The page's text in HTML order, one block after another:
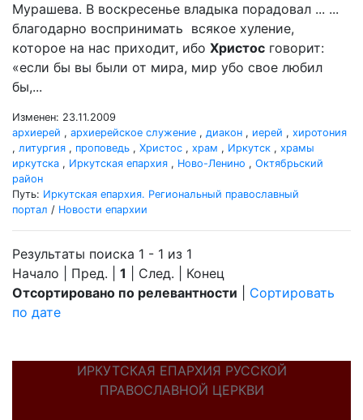
Мурашева. В воскресенье владыка порадовал ... ...
благодарно воспринимать всякое хуление,
которое на нас приходит, ибо Христос говорит:
«если бы вы были от мира, мир убо свое любил
бы,...
Изменен: 23.11.2009
архиерей , архиерейское служение , диакон , иерей , хиротония
, литургия , проповедь , Христос , храм , Иркутск , храмы
иркутска , Иркутская епархия , Ново-Ленино , Октябрьский
район
Путь: Иркутская епархия. Региональный православный
портал / Новости епархии
Результаты поиска 1 - 1 из 1
Начало | Пред. | 1 | След. | Конец
Отсортировано по релевантности
Сортировать
по дате
ИРКУТСКАЯ ЕПАРХИЯ РУССКОЙ
ПРАВОСЛАВНОЙ ЦЕРКВИ